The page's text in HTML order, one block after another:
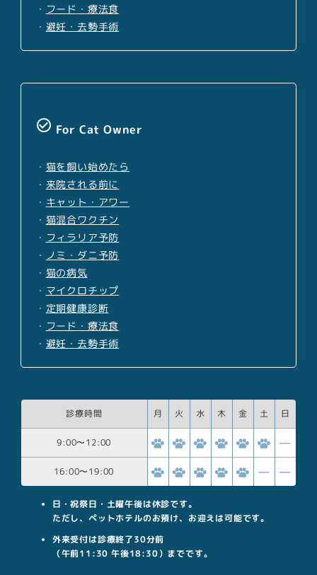
・ フード・療法食
・ 避妊・去勢手術
check_circle_outline For Cat Owner
・ 猫を飼い始めたら
・ 来院される前に
・ キャット・アワー
・ 猫混合ワクチン
・ フィラリア予防
・ ノミ・ダニ予防
・ 猫の病気
・ マイクロチップ
・ 定期健康診断
・ フード・療法食
・ 避妊・去勢手術
診療時間 月 火 水 木 金 土 日
9:00〜12:00
16:00〜19:00
日・祝祭日・土曜午後は休診です。
ただし、ペットホテルのお預け、お迎えは可能です。
外来受付は診療終了30分前
（午前11:30 午後18:30）までです。